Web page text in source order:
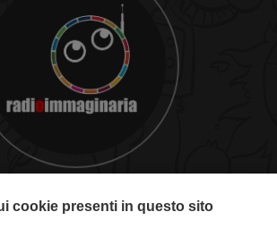
non va mai in pensione
cookie presenti in questo sito